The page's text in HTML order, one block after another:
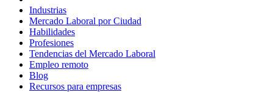
Industrias
Mercado Laboral por Ciudad
Habilidades
Profesiones
Tendencias del Mercado Laboral
Empleo remoto
Blog
Recursos para empresas